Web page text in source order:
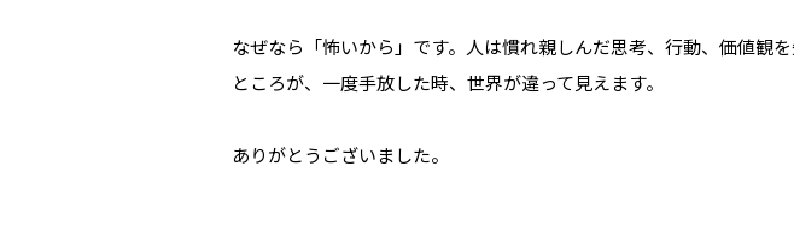
なぜなら「怖いから」です。人は慣れ親しんだ思考、行動、価値観を
ところが、一度手放した時、世界が違って見えます。
ありがとうございました。